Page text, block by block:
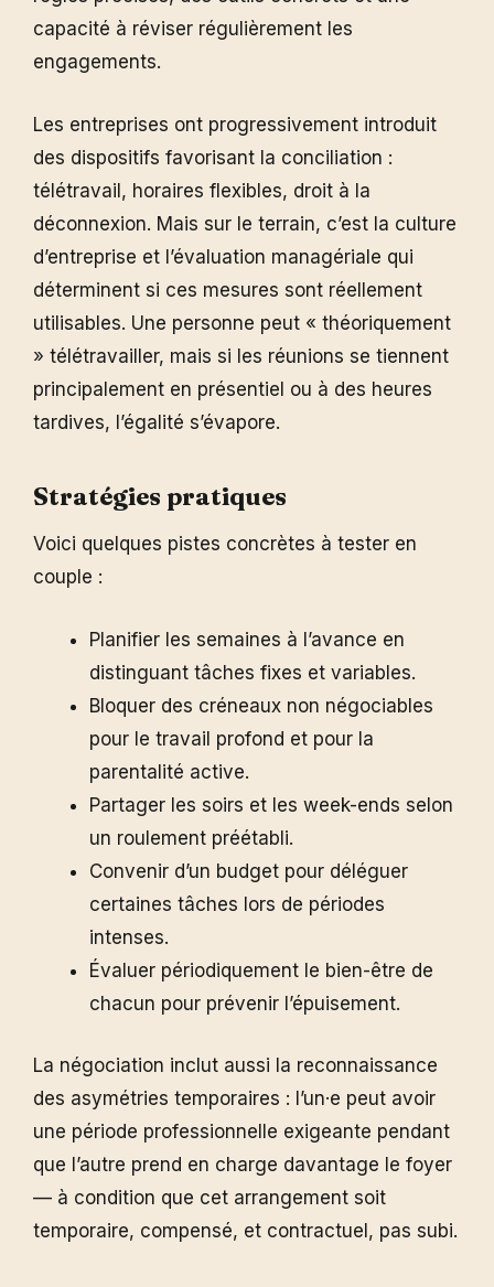
capacité à réviser régulièrement les
engagements.
Les entreprises ont progressivement introduit
des dispositifs favorisant la conciliation :
télétravail, horaires flexibles, droit à la
déconnexion. Mais sur le terrain, c’est la culture
d’entreprise et l’évaluation managériale qui
déterminent si ces mesures sont réellement
utilisables. Une personne peut « théoriquement
» télétravailler, mais si les réunions se tiennent
principalement en présentiel ou à des heures
tardives, l’égalité s’évapore.
Stratégies pratiques
Voici quelques pistes concrètes à tester en
couple :
Planifier les semaines à l’avance en
distinguant tâches fixes et variables.
Bloquer des créneaux non négociables
pour le travail profond et pour la
parentalité active.
Partager les soirs et les week-ends selon
un roulement préétabli.
Convenir d’un budget pour déléguer
certaines tâches lors de périodes
intenses.
Évaluer périodiquement le bien-être de
chacun pour prévenir l’épuisement.
La négociation inclut aussi la reconnaissance
des asymétries temporaires : l’un·e peut avoir
une période professionnelle exigeante pendant
que l’autre prend en charge davantage le foyer
— à condition que cet arrangement soit
temporaire, compensé, et contractuel, pas subi.